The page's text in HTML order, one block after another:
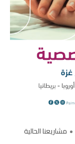
مشاريعنا الحالية